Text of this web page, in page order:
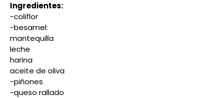
Ingredientes:
-coliflor
-besamel:
mantequilla
leche
harina
aceite de oliva
-piñones
-queso rallado